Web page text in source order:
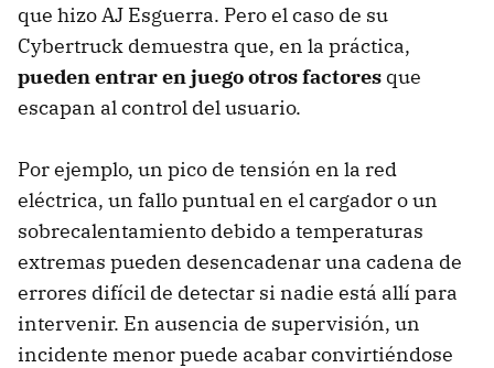
que hizo AJ Esguerra. Pero el caso de su
Cybertruck demuestra que, en la práctica,
pueden entrar en juego otros factores que
escapan al control del usuario.
Por ejemplo, un pico de tensión en la red
eléctrica, un fallo puntual en el cargador o un
sobrecalentamiento debido a temperaturas
extremas pueden desencadenar una cadena de
errores difícil de detectar si nadie está allí para
intervenir. En ausencia de supervisión, un
incidente menor puede acabar convirtiéndose